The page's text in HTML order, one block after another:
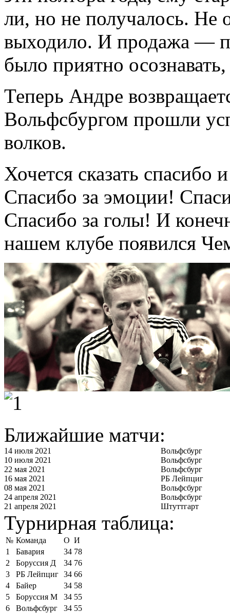
ли, но не получалось. Не
выходило. И продажа —
было приятно
Теперь Андре
Вольфсбургом прошли
волков.
Хочется сказать
Спасибо за эмоции!
Спасибо за голы! И
нашем клубе появился
Ближайшие матчи:
14 июля 2021
Вольфсбург
10 июля 2021
Вольфсбург
22 мая 2021
Вольфсбург
16 мая 2021
РБ Лейпциг
08 мая 2021
Вольфсбург
24 апреля 2021
Вольфсбург
21 апреля 2021
Штуттгарт
Турнирная таблица:
№ Команда О И
1
Бавария 34 78
2
Боруссия Д 34 76
3
РБ Лейпциг 34 66
4
Байер 34 58
5
Боруссия М 34 55
6
Вольфсбург 34 55